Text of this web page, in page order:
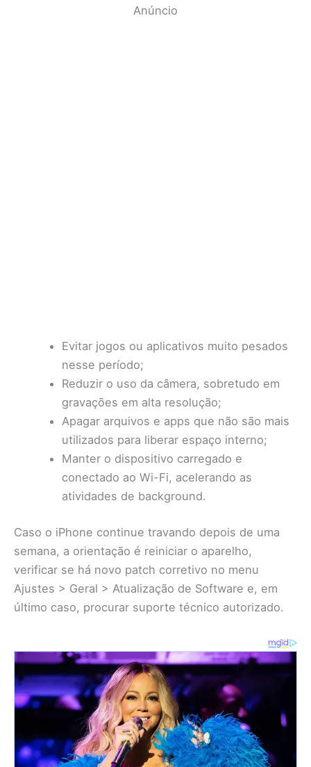
Anúncio
Evitar jogos ou aplicativos muito pesados
nesse período;
Reduzir o uso da câmera, sobretudo em
gravações em alta resolução;
Apagar arquivos e apps que não são mais
utilizados para liberar espaço interno;
Manter o dispositivo carregado e
conectado ao Wi-Fi, acelerando as
atividades de background.
Caso o iPhone continue travando depois de uma
semana, a orientação é reiniciar o aparelho,
verificar se há novo patch corretivo no menu
Ajustes > Geral > Atualização de Software e, em
último caso, procurar suporte técnico autorizado.